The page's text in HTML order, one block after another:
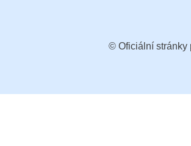
© Oficiální stránky